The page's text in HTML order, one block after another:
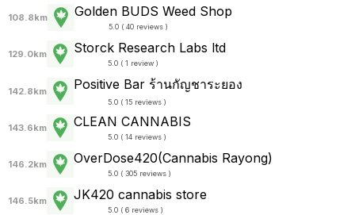
108.8km Golden BUDS Weed Shop
5.0 ( 40 reviews )
129.0km Storck Research Labs ltd
5.0 ( 1 review )
142.8km Positive Bar ร้านกัญชาระยอง
5.0 ( 15 reviews )
143.6km CLEAN CANNABIS
5.0 ( 14 reviews )
146.2km OverDose420(Cannabis Rayong)
5.0 ( 305 reviews )
146.5km JK420 cannabis store
5.0 ( 6 reviews )